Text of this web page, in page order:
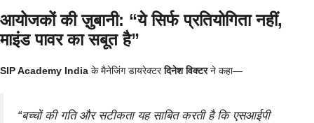
आयोजकों की ज़ुबानी: “ये सिर्फ प्रतियोगिता नहीं,
माइंड पावर का सबूत है”
SIP Academy India के मैनेजिंग डायरेक्टरदिनेश विक्टरने कहा—
“बच्चों की गति और सटीकता यह साबित करती है कि एसआईपी